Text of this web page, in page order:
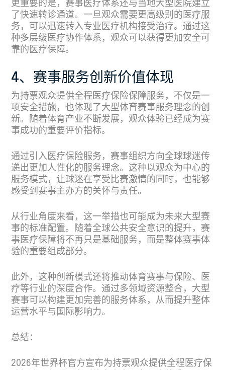
更重要的是，赛事医疗体系还与当地大型医院建立
了快速转诊通道。一旦观众需要更高级别的医疗服
务，可以迅速转入专业医疗机构接受治疗。通过这
种多层级医疗协作体系，观众可以获得更加安全可
靠的医疗保障。
4、赛事服务创新价值体现
为持票观众提供全程医疗保险保障服务，不仅是一
项安全措施，也体现了大型体育赛事服务理念的创
新。随着体育产业不断发展，观众体验已经成为赛
事成功的重要评价指标。
通过引入医疗保险服务，赛事组织方向全球球迷传
递出更加人性化的服务理念。这种以观众为中心的
服务模式，让球迷在享受比赛激情的同时，也能够
感受到赛事主办方的关怀与责任。
从行业角度来看，这一举措也可能成为未来大型赛
事的标准配置。随着全球公共安全意识的提升，赛
事医疗保障将不再只是基础服务，而是整体赛事体
验的重要组成部分。
此外，这种创新模式还将推动体育赛事与保险、医
疗等行业的深度合作。通过多领域资源整合，大型
赛事可以构建更加完善的服务体系，从而提升整体
运营水平与国际影响力。
总结：
2026年世界杯官方宣布为持票观众提供全程医疗保